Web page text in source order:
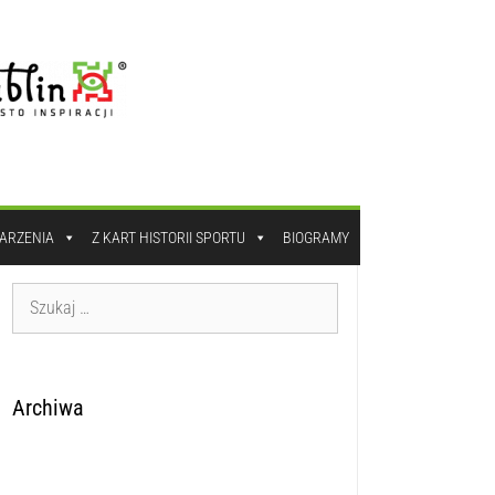
Z KART HISTORII SPORTU BIOGRAMY
Archiwa